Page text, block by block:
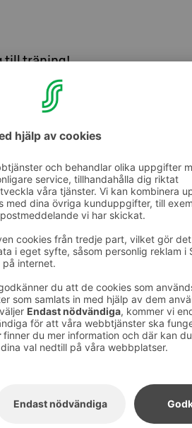
till träning!
på G-våningen.
och du kan komma
med följande
några kilos intervall)
kettlebell- och